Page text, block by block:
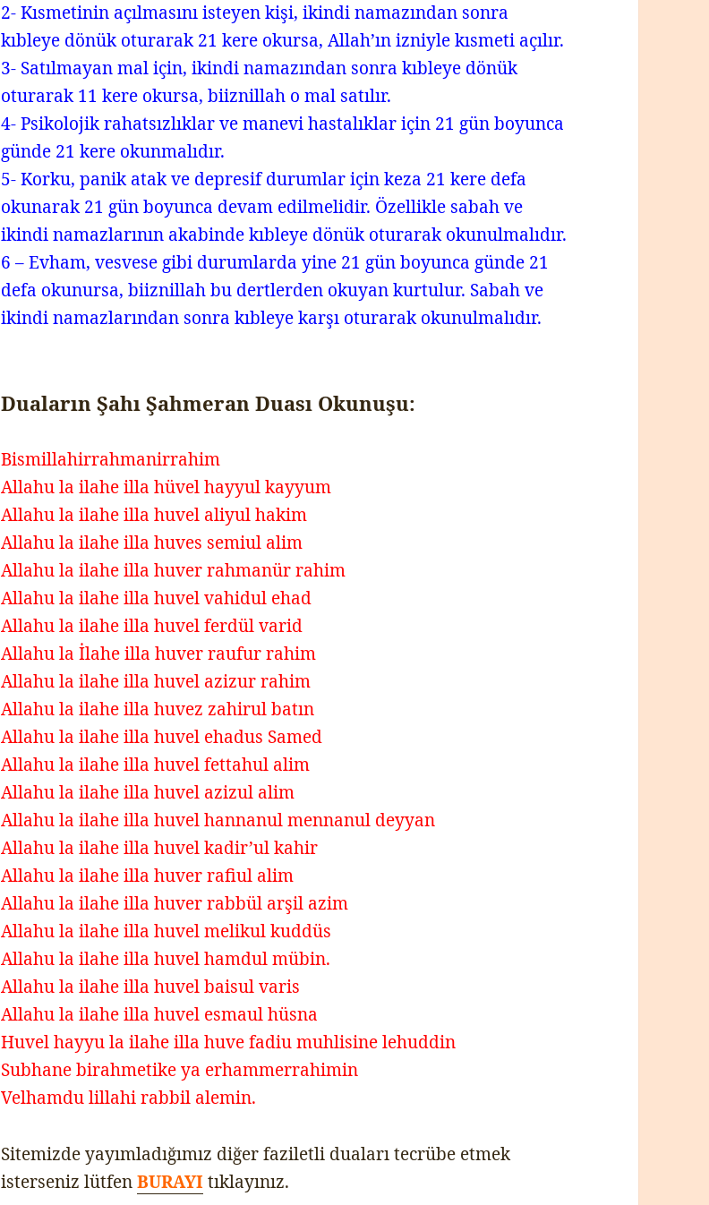
2- Kısmetinin açılmasını isteyen kişi, ikindi namazından sonra
kıbleye dönük oturarak 21 kere okursa, Allah’ın izniyle kısmeti açılır.
3- Satılmayan mal için, ikindi namazından sonra kıbleye dönük
oturarak 11 kere okursa, biiznillah o mal satılır.
4- Psikolojik rahatsızlıklar ve manevi hastalıklar için 21 gün boyunca
günde 21 kere okunmalıdır.
5- Korku, panik atak ve depresif durumlar için keza 21 kere defa
okunarak 21 gün boyunca devam edilmelidir. Özellikle sabah ve
ikindi namazlarının akabinde kıbleye dönük oturarak okunulmalıdır.
6 – Evham, vesvese gibi durumlarda yine 21 gün boyunca günde 21
defa okunursa, biiznillah bu dertlerden okuyan kurtulur. Sabah ve
ikindi namazlarından sonra kıbleye karşı oturarak okunulmalıdır.
Duaların Şahı Şahmeran Duası Okunuşu:
Bismillahirrahmanirrahim
Allahu la ilahe illa hüvel hayyul kayyum
Allahu la ilahe illa huvel aliyul hakim
Allahu la ilahe illa huves semiul alim
Allahu la ilahe illa huver rahmanür rahim
Allahu la ilahe illa huvel vahidul ehad
Allahu la ilahe illa huvel ferdül varid
Allahu la İlahe illa huver raufur rahim
Allahu la ilahe illa huvel azizur rahim
Allahu la ilahe illa huvez zahirul batın
Allahu la ilahe illa huvel ehadus Samed
Allahu la ilahe illa huvel fettahul alim
Allahu la ilahe illa huvel azizul alim
Allahu la ilahe illa huvel hannanul mennanul deyyan
Allahu la ilahe illa huvel kadir’ul kahir
Allahu la ilahe illa huver rafiul alim
Allahu la ilahe illa huver rabbül arşil azim
Allahu la ilahe illa huvel melikul kuddüs
Allahu la ilahe illa huvel hamdul mübin.
Allahu la ilahe illa huvel baisul varis
Allahu la ilahe illa huvel esmaul hüsna
Huvel hayyu la ilahe illa huve fadiu muhlisine lehuddin
Subhane birahmetike ya erhammerrahimin
Velhamdu lillahi rabbil alemin.
Sitemizde yayımladığımız diğer faziletli duaları tecrübe etmek
isterseniz lütfenBURAYItıklayınız.